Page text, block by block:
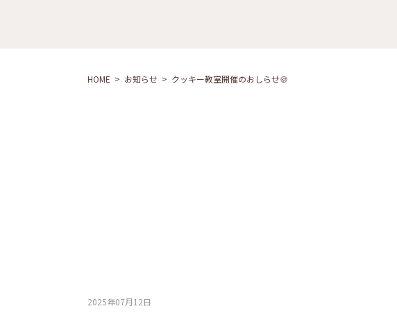
HOME お知らせ クッキー教室開催のおしらせ🍪
2025年07月12日